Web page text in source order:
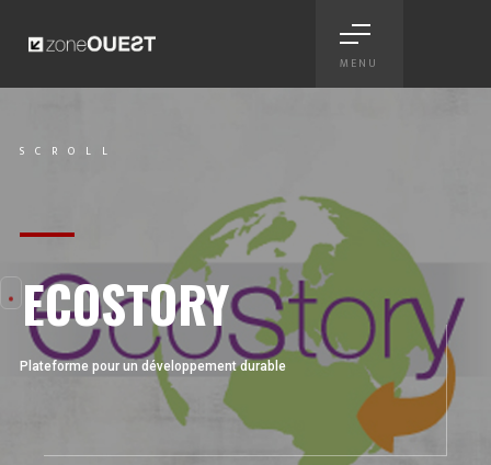
MENU
ECOSTORY
Plateforme pour un développement durable
SCROLL